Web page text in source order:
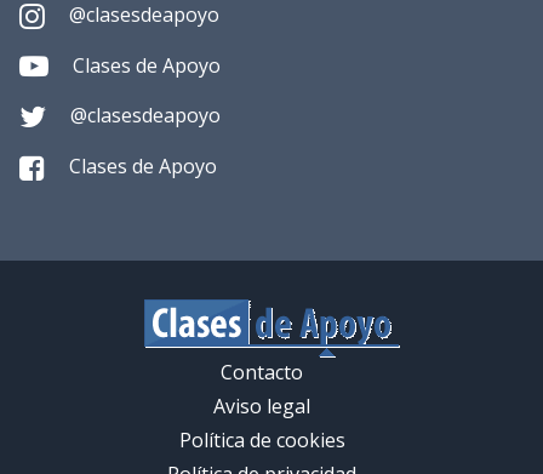
@clasesdeapoyo
Clases de Apoyo
@clasesdeapoyo
Clases de Apoyo
Contacto
Aviso legal
Política de cookies